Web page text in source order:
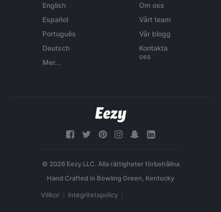
English
Español
Português
Deutsch
Mer...
Om oss
Vårt team
Vår blogg
Kontakta
oss
© 2026 Eezy LLC. Alla rättigheter förbehållna
Villkor Integritetspolicy